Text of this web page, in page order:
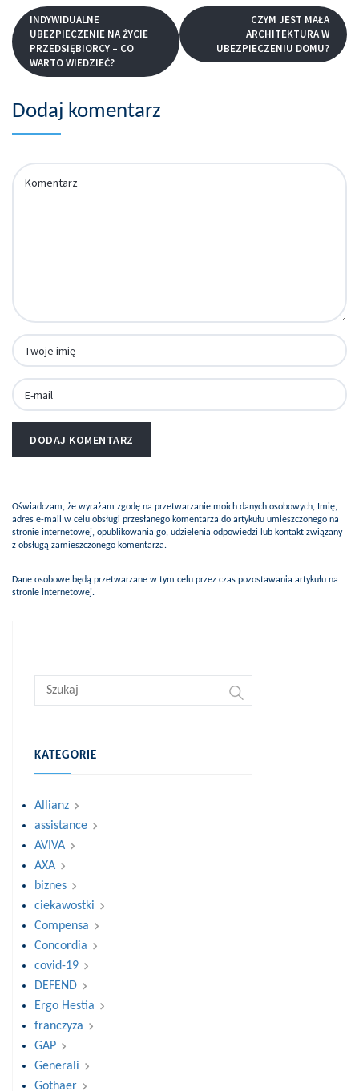
INDYWIDUALNE
UBEZPIECZENIE NA ŻYCIE
PRZEDSIĘBIORCY – CO
WARTO WIEDZIEĆ?
CZYM JEST MAŁA
ARCHITEKTURA W
UBEZPIECZENIU DOMU?
Dodaj komentarz
Oświadczam, że wyrażam zgodę na przetwarzanie moich danych osobowych, Imię,
adres e-mail w celu obsługi przesłanego komentarza do artykułu umieszczonego na
stronie internetowej, opublikowania go, udzielenia odpowiedzi lub kontakt związany
z obsługą zamieszczonego komentarza.
Dane osobowe będą przetwarzane w tym celu przez czas pozostawania artykułu na
stronie internetowej.
KATEGORIE
Allianz
assistance
AVIVA
AXA
biznes
ciekawostki
Compensa
Concordia
covid-19
DEFEND
Ergo Hestia
franczyza
GAP
Generali
Gothaer